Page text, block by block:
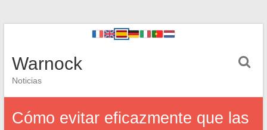
Warnock
Noticias
Cómo evitar eficazmente que las